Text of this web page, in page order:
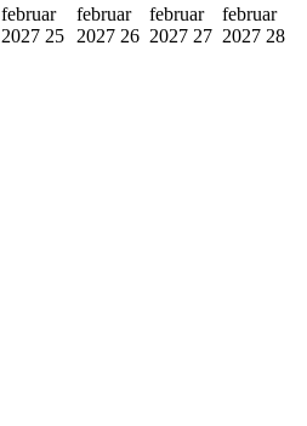
februar
2027 25
februar
2027 26
februar
2027 27
februar
2027 28